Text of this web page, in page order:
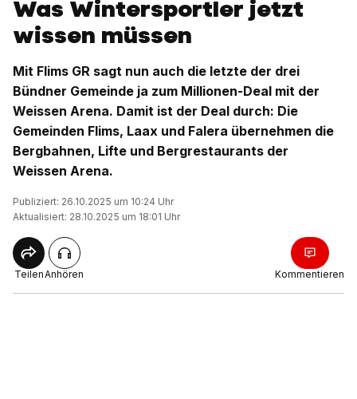
Was Wintersportler jetzt
wissen müssen
Mit Flims GR sagt nun auch die letzte der drei
Bündner Gemeinde ja zum Millionen-Deal mit der
Weissen Arena. Damit ist der Deal durch: Die
Gemeinden Flims, Laax und Falera übernehmen die
Bergbahnen, Lifte und Bergrestaurants der
Weissen Arena.
Publiziert: 26.10.2025 um 10:24 Uhr
Aktualisiert: 28.10.2025 um 18:01 Uhr
TeilenAnhören Kommentieren